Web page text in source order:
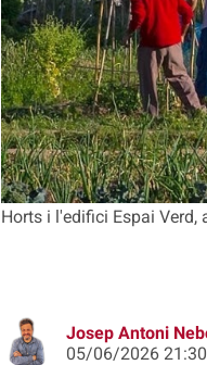
Horts i l'edifici Espai
Josep Antoni
05/06/2026 21:30